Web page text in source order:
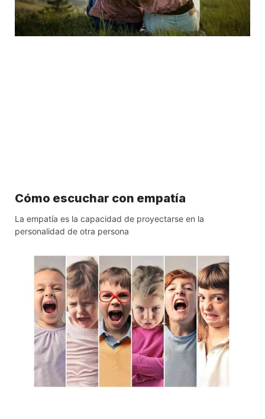
Cómo escuchar con empatía
La empatía es la capacidad de proyectarse en la
personalidad de otra persona